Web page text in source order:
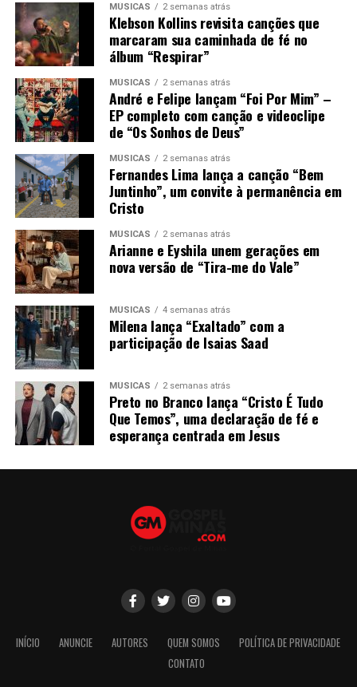
MÚSICAS 2 semanas atrás
Klebson Kollins revisita canções que
marcaram sua caminhada de fé no
álbum “Respirar”
MÚSICAS 2 semanas atrás
André e Felipe lançam “Foi Por Mim” –
EP completo com canção e videoclipe
de “Os Sonhos de Deus”
MÚSICAS 2 semanas atrás
Fernandes Lima lança a canção “Bem
Juntinho”, um convite à permanência em
Cristo
MÚSICAS 2 semanas atrás
Arianne e Eyshila unem gerações em
nova versão de “Tira-me do Vale”
MÚSICAS 4 semanas atrás
Milena lança “Exaltado” com a
participação de Isaias Saad
MÚSICAS 2 semanas atrás
Preto no Branco lança “Cristo É Tudo
Que Temos”, uma declaração de fé e
esperança centrada em Jesus
INÍCIO ANUNCIE AUTORES QUEM SOMOS
POLÍTICA DE PRIVACIDADE
CONTATO